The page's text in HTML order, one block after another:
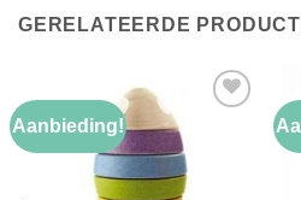
GERELATEERDE
Aanbieding!
Toevoegen
verlanglijst